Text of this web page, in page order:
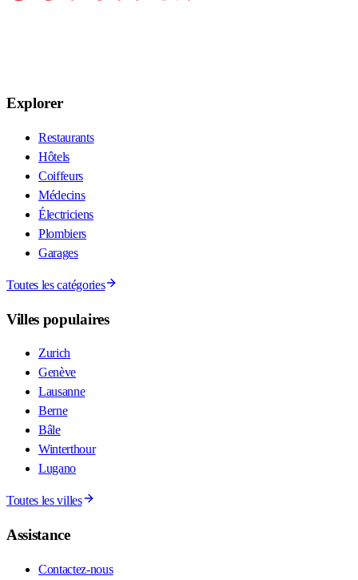
Explorer
Restaurants
Hôtels
Coiffeurs
Médecins
Électriciens
Plombiers
Garages
Toutes les catégories
Villes populaires
Zurich
Genève
Lausanne
Berne
Bâle
Winterthour
Lugano
Toutes les villes
Assistance
Contactez-nous